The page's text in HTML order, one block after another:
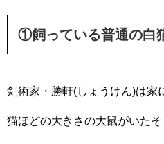
①飼っている普通の白
剣術家・勝軒(しょうけん)は家
猫ほどの大きさの大鼠がいたそ